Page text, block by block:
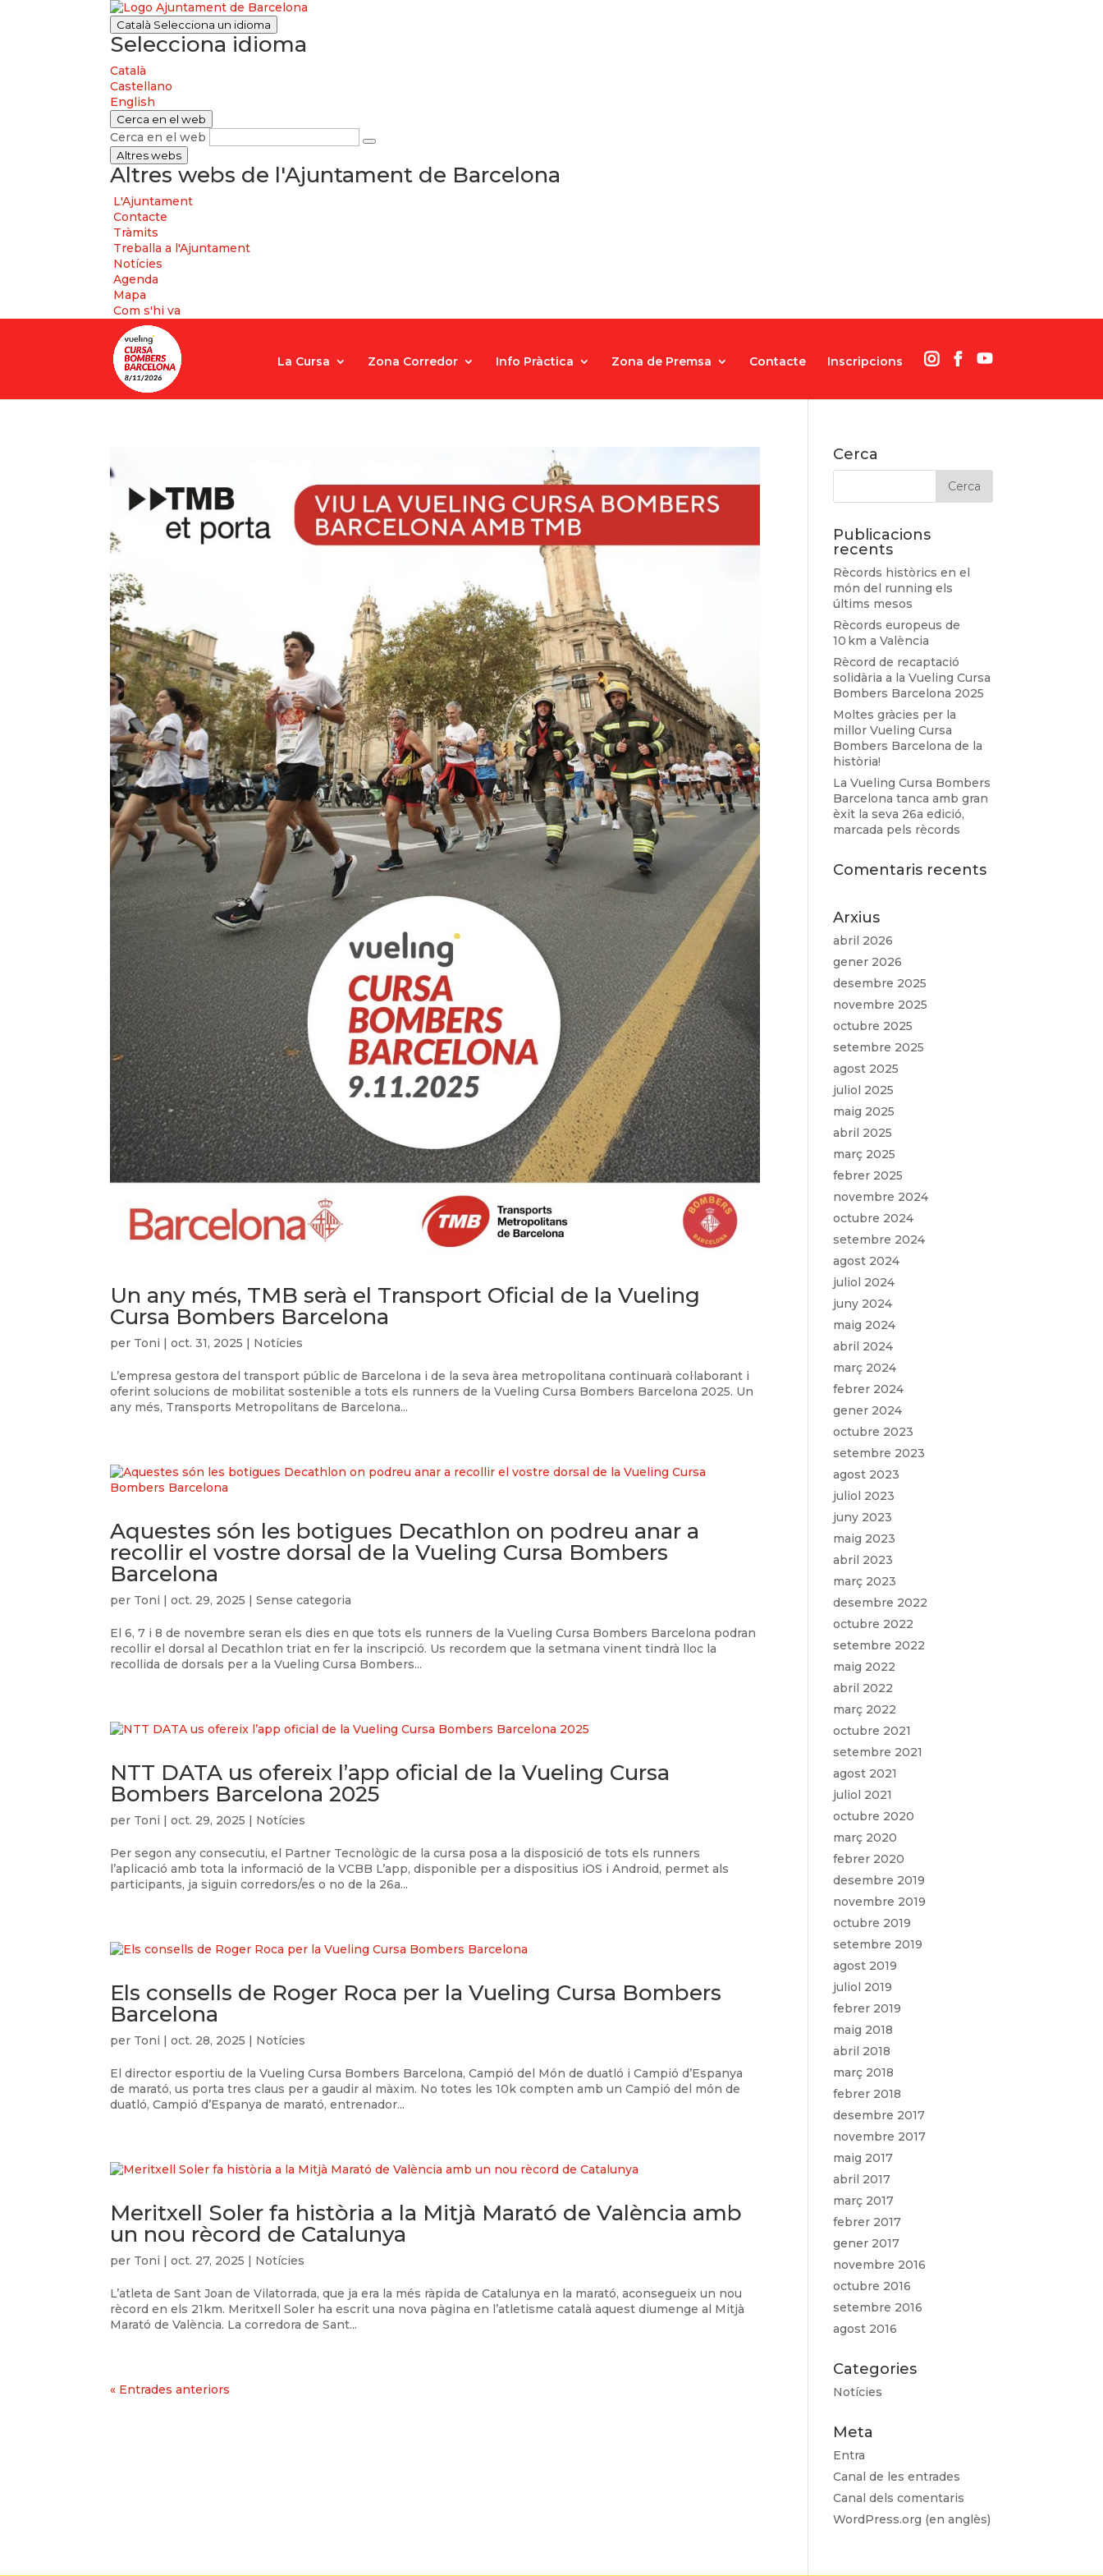
Català Selecciona un idioma
Selecciona idioma
Català
Castellano
English
Cerca en el web
Cerca en el web
Altres webs
Altres webs de l'Ajuntament de Barcelona
L'Ajuntament
Contacte
Tràmits
Treballa a l'Ajuntament
Notícies
Agenda
Mapa
Com s'hi va
La Cursa Zona Corredor Info Pràctica Zona de Premsa Contacte Inscripcions
Un any més, TMB serà el Transport Oficial de la Vueling
Cursa Bombers Barcelona
per Toni |oct. 31, 2025 | Notícies
L’empresa gestora del transport públic de Barcelona i de la seva àrea metropolitana continuarà col·laborant i
oferint solucions de mobilitat sostenible a tots els runners de la Vueling Cursa Bombers Barcelona 2025. Un
any més, Transports Metropolitans de Barcelona...
Aquestes són les botigues Decathlon on podreu anar a
recollir el vostre dorsal de la Vueling Cursa Bombers
Barcelona
per Toni |oct. 29, 2025 | Sense categoria
El 6, 7 i 8 de novembre seran els dies en que tots els runners de la Vueling Cursa Bombers Barcelona podran
recollir el dorsal al Decathlon triat en fer la inscripció. Us recordem que la setmana vinent tindrà lloc la
recollida de dorsals per a la Vueling Cursa Bombers...
NTT DATA us ofereix l’app oficial de la Vueling Cursa
Bombers Barcelona 2025
per Toni |oct. 29, 2025 | Notícies
Per segon any consecutiu, el Partner Tecnològic de la cursa posa a la disposició de tots els runners
l’aplicació amb tota la informació de la VCBB L’app, disponible per a dispositius iOS i Android, permet als
participants, ja siguin corredors/es o no de la 26a...
Els consells de Roger Roca per la Vueling Cursa Bombers
Barcelona
per Toni |oct. 28, 2025 | Notícies
El director esportiu de la Vueling Cursa Bombers Barcelona, Campió del Món de duatló i Campió d’Espanya
de marató, us porta tres claus per a gaudir al màxim. No totes les 10k compten amb un Campió del món de
duatló, Campió d’Espanya de marató, entrenador...
Meritxell Soler fa història a la Mitjà Marató de València amb
un nou rècord de Catalunya
per Toni |oct. 27, 2025 | Notícies
L’atleta de Sant Joan de Vilatorrada, que ja era la més ràpida de Catalunya en la marató, aconsegueix un nou
rècord en els 21km. Meritxell Soler ha escrit una nova pàgina en l’atletisme català aquest diumenge al Mitjà
Marató de València. La corredora de Sant...
« Entrades anteriors
Cerca
Publicacions
recents
Rècords històrics en el
món del running els
últims mesos
Rècords europeus de
10 km a València
Rècord de recaptació
solidària a la Vueling Cursa
Bombers Barcelona 2025
Moltes gràcies per la
millor Vueling Cursa
Bombers Barcelona de la
història!
La Vueling Cursa Bombers
Barcelona tanca amb gran
èxit la seva 26a edició,
marcada pels rècords
Comentaris recents
Arxius
abril 2026
gener 2026
desembre 2025
novembre 2025
octubre 2025
setembre 2025
agost 2025
juliol 2025
maig 2025
abril 2025
març 2025
febrer 2025
novembre 2024
octubre 2024
setembre 2024
agost 2024
juliol 2024
juny 2024
maig 2024
abril 2024
març 2024
febrer 2024
gener 2024
octubre 2023
setembre 2023
agost 2023
juliol 2023
juny 2023
maig 2023
abril 2023
març 2023
desembre 2022
octubre 2022
setembre 2022
maig 2022
abril 2022
març 2022
octubre 2021
setembre 2021
agost 2021
juliol 2021
octubre 2020
març 2020
febrer 2020
desembre 2019
novembre 2019
octubre 2019
setembre 2019
agost 2019
juliol 2019
febrer 2019
maig 2018
abril 2018
març 2018
febrer 2018
desembre 2017
novembre 2017
maig 2017
abril 2017
març 2017
febrer 2017
gener 2017
novembre 2016
octubre 2016
setembre 2016
agost 2016
Categories
Notícies
Meta
Entra
Canal de les entrades
Canal dels comentaris
WordPress.org (en anglès)